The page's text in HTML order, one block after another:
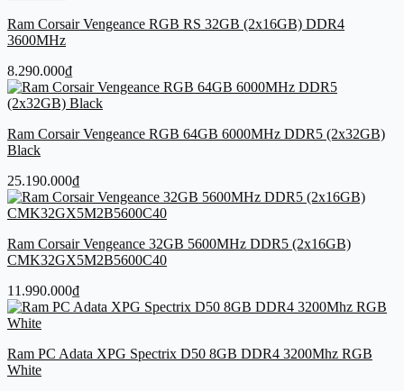
Ram Corsair Vengeance RGB RS 32GB (2x16GB) DDR4
3600MHz
8.290.000₫
Ram Corsair Vengeance RGB 64GB 6000MHz DDR5 (2x32GB)
Black
25.190.000₫
Ram Corsair Vengeance 32GB 5600MHz DDR5 (2x16GB)
CMK32GX5M2B5600C40
11.990.000₫
Ram PC Adata XPG Spectrix D50 8GB DDR4 3200Mhz RGB
White